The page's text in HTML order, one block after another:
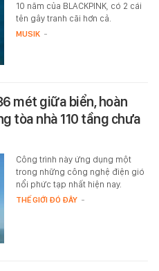
10 năm của BLACKPINK, có 2 cái
tên gây tranh cãi hơn cả.
MUSIK -
mét giữa biển, hoàn
tòa nhà 110 tầng chưa
Công trình này ứng dụng một
trong những công nghệ điện gió
nổi phức tạp nhất hiện nay.
THẾ GIỚI ĐÓ ĐÂY -